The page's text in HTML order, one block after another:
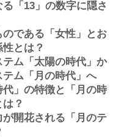
る「13」の数字に隠さ
のである「女性」とお
とは？
テム「太陽の時代」か
テム「月の時代」へ
代」の特徴と「月の時
？
が開花される「月のテ